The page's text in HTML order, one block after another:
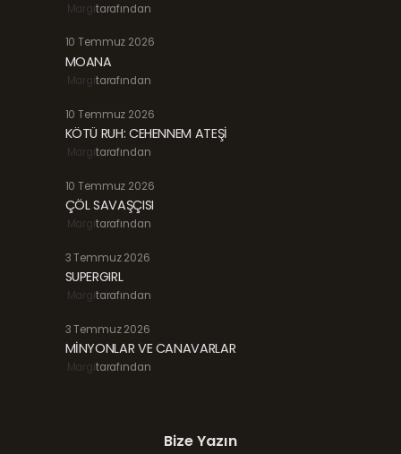
Margitarafından
10 Temmuz 2026
MOANA
Margitarafından
10 Temmuz 2026
KÖTÜ RUH: CEHENNEM ATEŞİ
Margitarafından
10 Temmuz 2026
ÇÖL SAVAŞÇISI
Margitarafından
3 Temmuz 2026
SUPERGIRL
Margitarafından
3 Temmuz 2026
MİNYONLAR VE CANAVARLAR
Margitarafından
Bize Yazın